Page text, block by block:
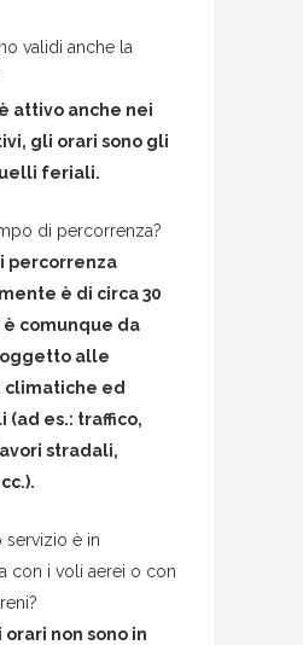
validi anche la
attivo anche nei
gli orari sono gli
feriali.
di percorrenza?
percorrenza
è di circa 30
comunque da
alle
climatiche ed
(ad es.: traffico,
stradali,
servizio è in
con i voli aerei o con
orari non sono in